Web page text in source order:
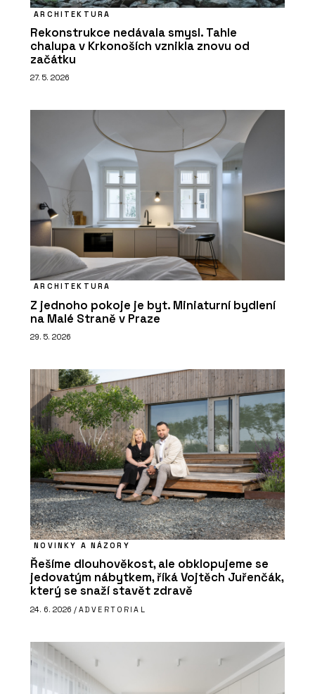
ARCHITEKTURA
Rekonstrukce nedávala smysl. Tahle
chalupa v Krkonoších vznikla znovu od
začátku
27. 5. 2026
ARCHITEKTURA
Z jednoho pokoje je byt. Miniaturní bydlení
na Malé Straně v Praze
29. 5. 2026
NOVINKY A NÁZORY
Řešíme dlouhověkost, ale obklopujeme se
jedovatým nábytkem, říká Vojtěch Juřenčák,
který se snaží stavět zdravě
24. 6. 2026 / ADVERTORIAL